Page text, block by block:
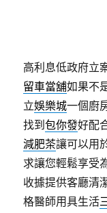
高利息低政府立
留車當舖如果不
立娛樂城一個廚
找到包你發好配
減肥茶讓可以用
求讓您輕鬆享受
收據提供客廳清
格醫師用具生活